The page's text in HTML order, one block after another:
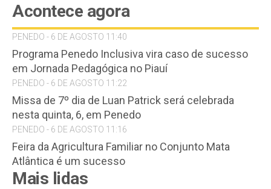
Acontece agora
PENEDO - 6 DE AGOSTO 11:40
Programa Penedo Inclusiva vira caso de sucesso
em Jornada Pedagógica no Piauí
PENEDO - 6 DE AGOSTO 11:22
Missa de 7º dia de Luan Patrick será celebrada
nesta quinta, 6, em Penedo
PENEDO - 6 DE AGOSTO 11:16
Feira da Agricultura Familiar no Conjunto Mata
Atlântica é um sucesso
Mais lidas